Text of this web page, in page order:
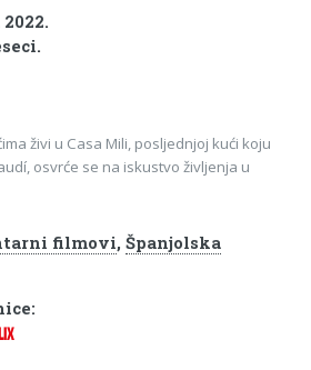
živi u Casa Mili, posljednjoj kući koju
osvrće se na iskustvo življenja u
filmovi, Španjolska